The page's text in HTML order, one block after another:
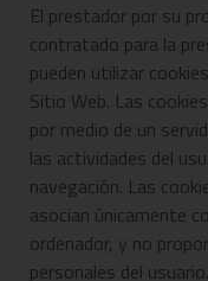
El prestador por su
contratado para la
pueden utilizar
Sitio Web. Las
por medio de un
las actividades del
navegación. Las
asocian únicamente
ordenador, y no
personales del